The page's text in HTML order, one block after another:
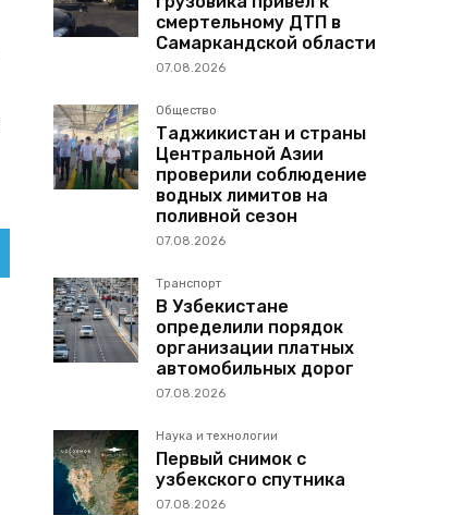
смертельному ДТП в
Самаркандской области
07.08.2026
Общество
Таджикистан и страны
Центральной Азии
проверили соблюдение
водных лимитов на
поливной сезон
07.08.2026
Транспорт
В Узбекистане
определили порядок
организации платных
автомобильных дорог
07.08.2026
Наука и технологии
Первый снимок с
узбекского спутника
07.08.2026